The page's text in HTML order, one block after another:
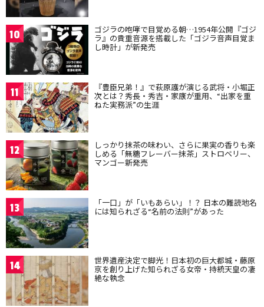
10 ゴジラの咆哮で目覚める朝…1954年公開『ゴジ
ラ』の貴重音源を搭載した「ゴジラ音声目覚ま
し時計」が新発売
11 『豊臣兄弟！』で萩原護が演じる武将・小堀正
次とは？秀長・秀吉・家康が重用、“出家を重
ねた実務派”の生涯
12 しっかり抹茶の味わい、さらに果実の香りも楽
しめる「無糖フレーバー抹茶」ストロベリー、
マンゴー新発売
13 「一口」が「いもあらい」！？ 日本の難読地名
には知られざる“名前の法則”があった
14 世界遺産決定で脚光！日本初の巨大都城・藤原
京を創り上げた知られざる女帝・持統天皇の凄
絶な執念